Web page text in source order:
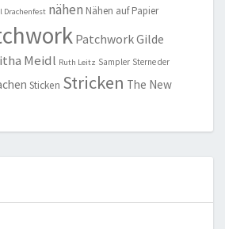
Drachenfest nähen Nähen auf Papier
Patchwork Gilde
Meidl Ruth Leitz Sampler Sterne der
Sticken Stricken The New